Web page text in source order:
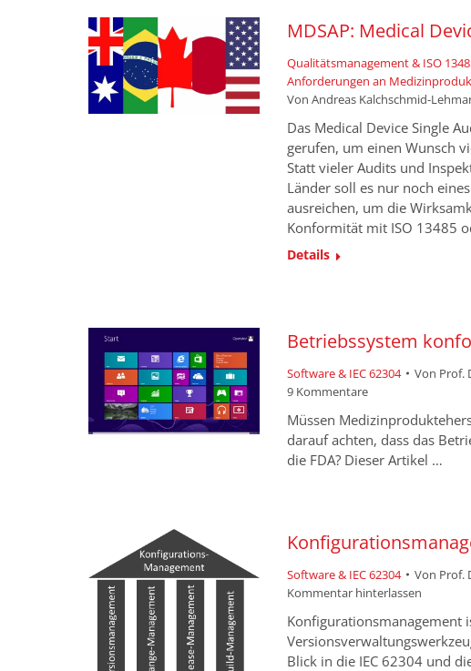
MDSAP: Medical
Qualitätsmanagement & ISO
Anforderungen an
Von Andreas Kalchschmid-
Das Medical Device Single
gerufen, um einen Wunsch
Statt vieler Audits und
Länder soll es nur noch
ausreichen, um die
Konformität mit ISO 13485
Details
Betriebssystem
Software & IEC 62304 Von Prof.
9 Kommentare
Müssen
darauf achten, dass das
die FDA? Dieser Artikel …
Software & IEC 62304 Von Prof.
Kommentar hinterlassen
Konfigurationsmanagement
Blick in die IEC 62304 und